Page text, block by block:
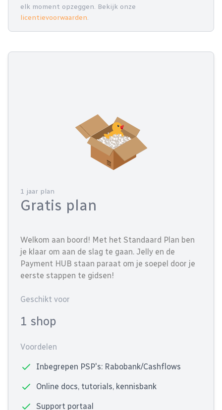
elk moment opzeggen. Bekijk onze
licentievoorwaarden.
1 jaar plan
Gratis plan
Welkom aan boord! Met het Standaard Plan ben
je klaar om aan de slag te gaan. Jelly en de
Payment HUB staan paraat om je soepel door je
eerste stappen te gidsen!
Geschikt voor
1 shop
Voordelen
Inbegrepen PSP's: Rabobank/Cashflows
Online docs, tutorials, kennisbank
Support portaal